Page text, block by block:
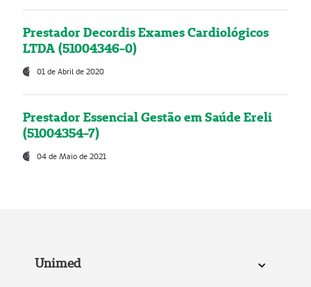
Prestador Decordis Exames Cardiológicos
LTDA (51004346-0)
01 de Abril de 2020
Prestador Essencial Gestão em Saúde Ereli
(51004354-7)
04 de Maio de 2021
Unimed